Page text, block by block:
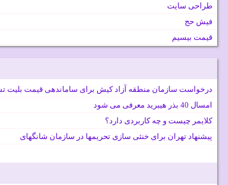
طراحی سایت
فیش حج
قیمت بیسیم
درخواست سازمان منطقه آزاد کیش برای ساماندهی قیمت
امسال 40 بذر هیبرید معرفی می شود
کلایمر چیست و چه کاربردی دارد؟
پیشنهاد تهران برای خنثی سازی تحریمها در سازمان شانگهای